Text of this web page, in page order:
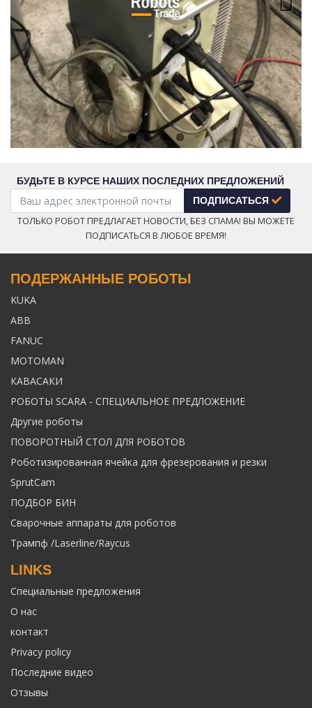
Next
БУДЬТЕ В КУРСЕ НАШИХ ПОСЛЕДНИХ ПРЕДЛОЖЕНИЙ
ПОДПИСАТЬСЯ
ТОЛЬКО РОБОТ ПРЕДЛАГАЕТ НОВОСТИ, БЕЗ СПАМА! ВЫ МОЖЕТЕ
ПОДПИСАТЬСЯ В ЛЮБОЕ ВРЕМЯ!
ПОДЕРЖАННЫЕ РОБОТЫ
KUKA
ABB
FANUC
MOTOMAN
КАВАСАКИ
РОБОТЫ SCARA - СПЕЦИАЛЬНОЕ ПРЕДЛОЖЕНИЕ
Другие роботы
ПОВОРОТНЫЙ СТОЛ ДЛЯ РОБОТОВ
Роботизированная ячейка для фрезерования и резки
SprutCam
ПОДБОР БИН
Сварочные аппараты для роботов
Трампф /Laserline/Raycus
LINKS
Специальные предложения
О нас
контакт
Privacy policy
Последние видео
Отзывы